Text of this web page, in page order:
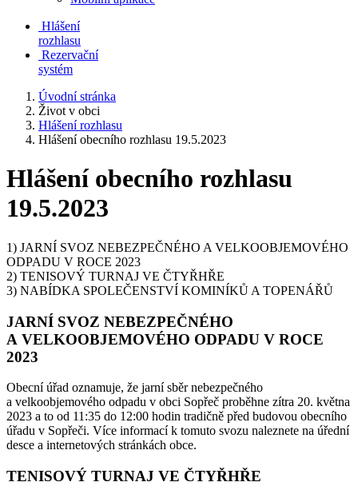
Hlášení
rozhlasu
Rezervační
systém
Úvodní stránka
Život v obci
Hlášení rozhlasu
Hlášení obecního rozhlasu 19.5.2023
Hlášení obecního rozhlasu
19.5.2023
1) JARNÍ SVOZ NEBEZPEČNÉHO A VELKOOBJEMOVÉHO
ODPADU V ROCE 2023
2) TENISOVÝ TURNAJ VE ČTYŘHŘE
3) NABÍDKA SPOLEČENSTVÍ KOMINÍKŮ A TOPENÁŘŮ
JARNÍ SVOZ NEBEZPEČNÉHO
A VELKOOBJEMOVÉHO ODPADU V ROCE
2023
Obecní úřad oznamuje, že jarní sběr nebezpečného
a velkoobjemového odpadu v obci Sopřeč proběhne zítra 20. května
2023 a to od 11:35 do 12:00 hodin tradičně před budovou obecního
úřadu v Sopřeči. Více informací k tomuto svozu naleznete na úřední
desce a internetových stránkách obce.
TENISOVÝ TURNAJ VE ČTYŘHŘE